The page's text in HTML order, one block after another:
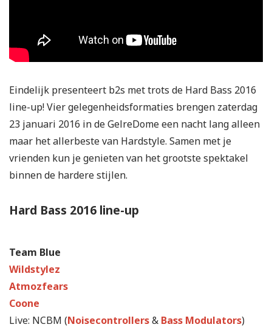
Eindelijk presenteert b2s met trots de Hard Bass 2016
line-up! Vier gelegenheidsformaties brengen zaterdag
23 januari 2016 in de GelreDome een nacht lang alleen
maar het allerbeste van Hardstyle. Samen met je
vrienden kun je genieten van het grootste spektakel
binnen de hardere stijlen.
Hard Bass 2016 line-up
Team Blue
Wildstylez
Atmozfears
Coone
Live: NCBM (Noisecontrollers& Bass Modulators)